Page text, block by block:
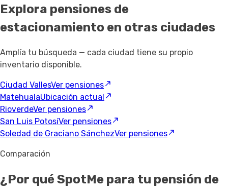
Explora pensiones de
estacionamiento en otras ciudades
Amplía tu búsqueda — cada ciudad tiene su propio
inventario disponible.
Ciudad VallesVer pensiones
MatehualaUbicación actual
RioverdeVer pensiones
San Luis PotosíVer pensiones
Soledad de Graciano SánchezVer pensiones
Comparación
¿Por qué SpotMe para tu pensión de